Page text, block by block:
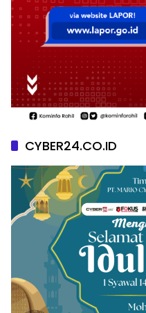
CYBER24.CO.ID